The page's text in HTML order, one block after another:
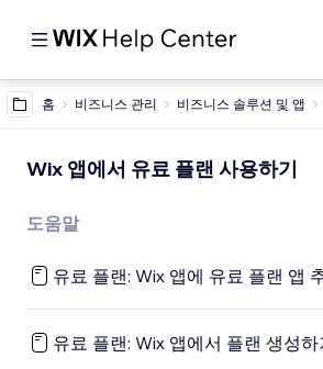
홈 비즈니스 관리 비즈니스 솔루션 및 앱
Wix 앱에서 유료 플랜 사용하기
도움말
유료 플랜: Wix 앱에 유료 플랜 앱
유료 플랜: Wix 앱에서 플랜 생성하